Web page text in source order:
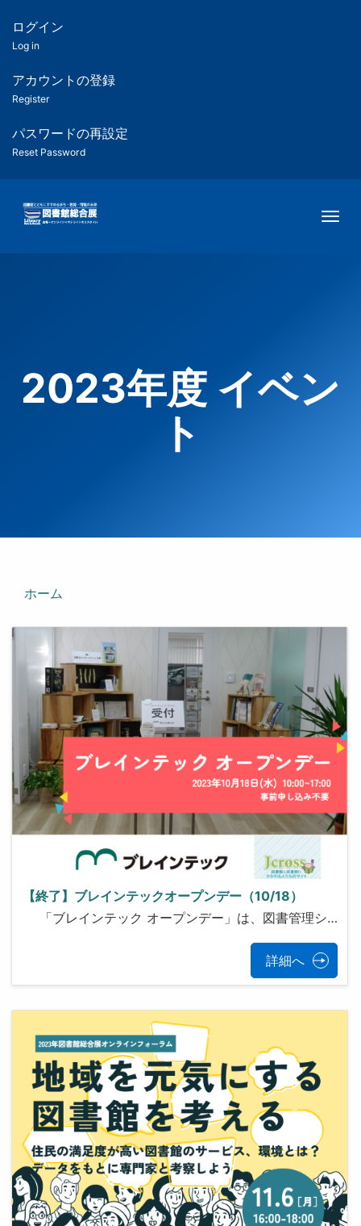
ツ
匿
名
ユ
ー
ー
用
メ
ログイン
Log in
アカウントの登録
Register
パスワードの再設定
Reset Password
2023年度 イベン
ト
ホーム
【終了】ブレインテックオープンデー（10/18）
「ブレインテック オープンデー」は、図書管理シ…
詳細へ